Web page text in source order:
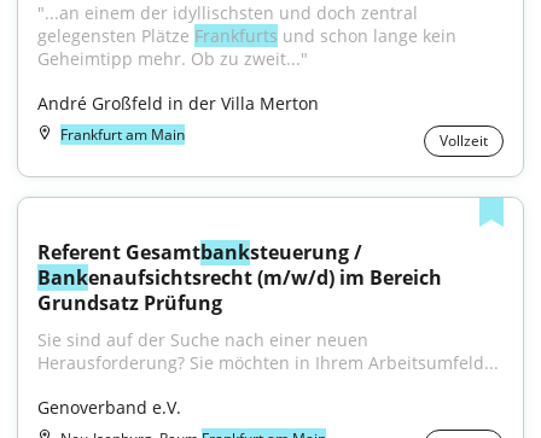
"...an einem der idyllischsten und doch zentral
gelegensten Plätze Frankfurts und schon lange kein
Geheimtipp mehr. Ob zu zweit..."
André Großfeld in der Villa Merton
Frankfurt am Main Vollzeit
Referent Gesamtbank
Bankenaufsichtsrecht (m/w/d) im Bereich
Grundsatz Prüfung
Sie sind auf der Suche nach einer neuen
Herausforderung? Sie möchten in Ihrem Arbeitsumfeld...
Genoverband e.V.